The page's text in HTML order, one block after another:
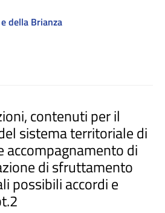
della Brianza
contenuti per il
sistema territoriale di
accompagnamento di
di sfruttamento
possibili accordi e